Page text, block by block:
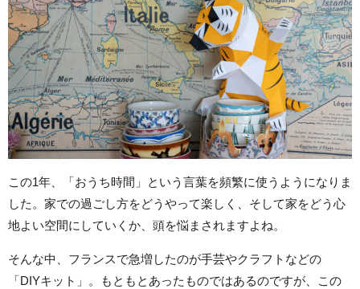
この1年、「おうち時間」という言葉を頻繁に使うようになりま
した。家での過ごし方をどうやって楽しく、そして家をどう心
地よい空間にしていくか、頭を悩まされますよね。
そんな中、フランスで急増したのが手芸やクラフトなどの
「DIYキット」。もともとあったものではあるのですが、この